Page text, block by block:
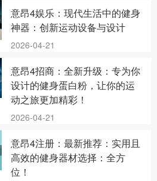
意昂4娱乐：现代生活中的健身
神器：创新运动设备与设计
2026-04-21
意昂4招商：全新升级：专为你
设计的健身蛋白粉，让你的运
动之旅更加精彩！
2026-04-21
意昂4注册：最新推荐：实用且
高效的健身器材选择：全方
位！